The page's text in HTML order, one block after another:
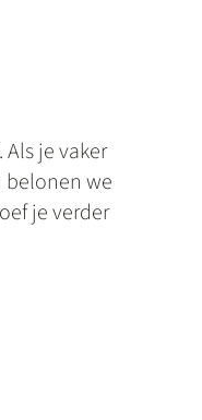
je vaker
we
je verder